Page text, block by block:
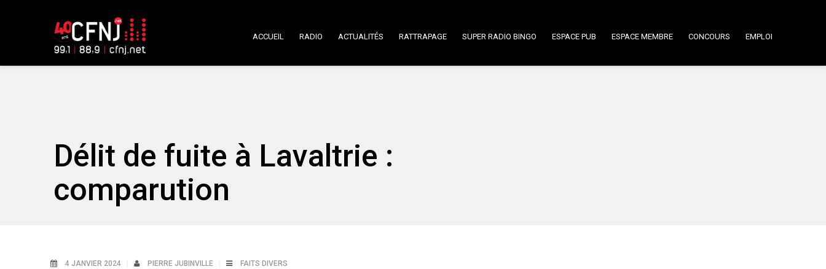
ACCUEIL RADIO ACTUALITÉS RATTRAPAGE SUPER RADIO BINGO ESPACE PUB ESPACE MEMBRE CONCOURS EMPLOI
Délit de fuite à Lavaltrie :
comparution
4 JANVIER 2024 PIERRE JUBINVILLE FAITS DIVERS